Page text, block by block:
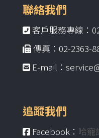
聯絡我們
客戶服務專線：
傳真：02-2363-
E-mail：
追蹤我們
Facebook： 哈寵